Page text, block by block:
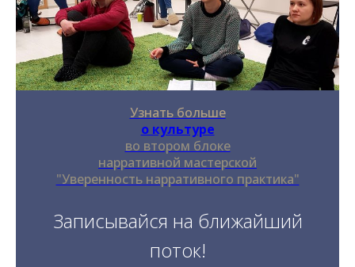
Узнать больше
о культуре
во втором блоке
нарративной мастерской
"Уверенность нарративного практика"
Записывайся на ближайший
поток!